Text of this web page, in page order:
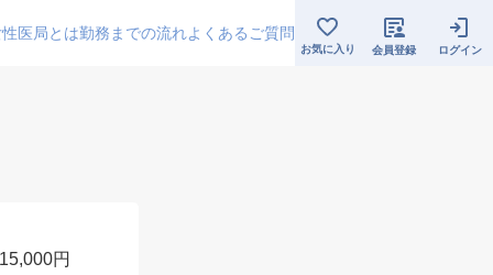
医局とは勤務までの流れよくあるご質問
お気に入り 会員登録 ログイン
円